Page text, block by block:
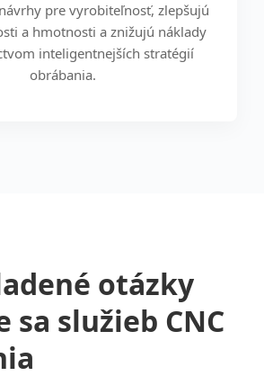
pre vyrobiteľnosť, zlepšujú
a hmotnosti a znižujú náklady
inteligentnejších stratégií
obrábania.
otázky
sa služieb CNC